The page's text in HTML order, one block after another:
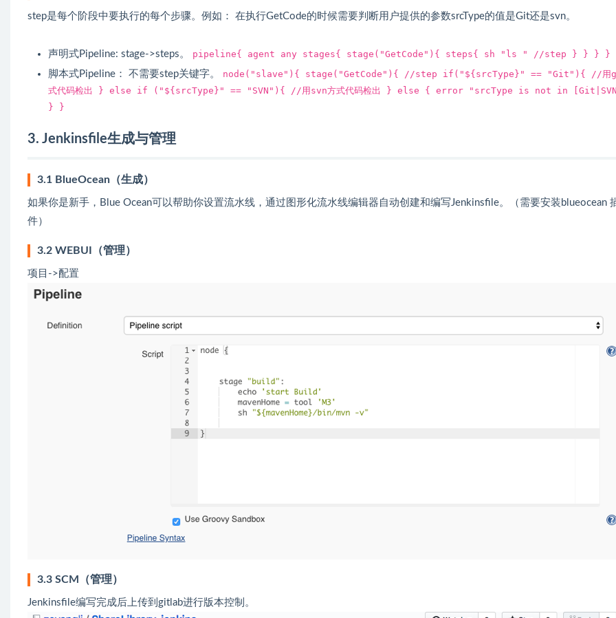
step是每个阶段中要执行的每个步骤。例如： 在执行GetCode的时候需要判断用户提供的参数srcType的值是Git还是svn。
声明式Pipeline: stage->steps。 pipeline{ agent any stages{ stage("GetCode"){ steps{ sh "ls " //step } } } }
脚本式Pipeline： 不需要step关键字。 node("slave"){ stage("GetCode"){ //step if("${srcType}" == "Git"){ //用
式代码检出 } else if ("${srcType}" == "SVN"){ //用svn方式代码检出 } else { error "srcType is not in
} }
3. Jenkinsfile生成与管理
3.1 BlueOcean（生成）
如果你是新手，Blue Ocean可以帮助你设置流水线，通过图形化流水线编辑器自动创建和编写Jenkinsfile。（需要安装blueocean
件）
3.2 WEBUI（管理）
项目->配置
3.3 SCM（管理）
Jenkinsfile编写完成后上传到gitlab进行版本控制。